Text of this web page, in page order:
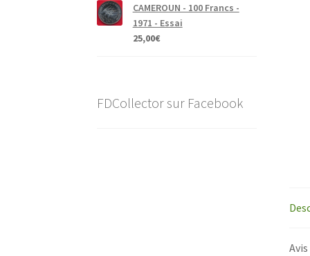
CAMEROUN - 100 Francs -
1971 - Essai
25,00€
FDCollector sur Facebook